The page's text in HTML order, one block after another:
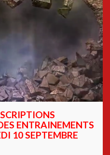
ENTRAINEMENTS
10 SEPTEMBRE